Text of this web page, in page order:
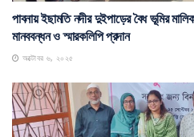
পাবনায় ইছামতি নদীর দুইপাড়ের বৈধ ভূমির
মানববন্ধন ও স্মারকলিপি প্রদান
অক্টোবর ৬, ২০২৫